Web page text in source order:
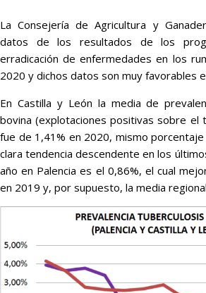
La Consejería de Agricultura y
datos de los resultados de los
erradicación de enfermedades en los
2020 y dichos datos son muy favorables
En Castilla y León la media de
bovina (explotaciones positivas sobre el
fue de 1,41% en 2020, mismo
clara tendencia descendente en los
año en Palencia es el 0,86%, el cual
en 2019 y, por supuesto, la media